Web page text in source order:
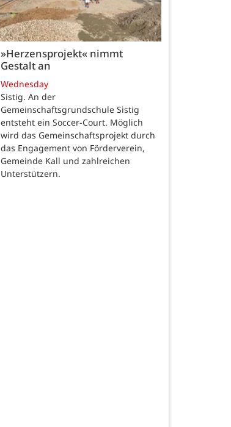
»Herzensprojekt« nimmt
Gestalt an
Wednesday
Sistig. An der
Gemeinschaftsgrundschule Sistig
entsteht ein Soccer-Court. Möglich
wird das Gemeinschaftsprojekt durch
das Engagement von Förderverein,
Gemeinde Kall und zahlreichen
Unterstützern.